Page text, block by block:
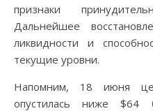
признаки
Дальнейшее
ликвидности и
текущие уровни.
Напомним, 18 июня
опустилась ниже $64